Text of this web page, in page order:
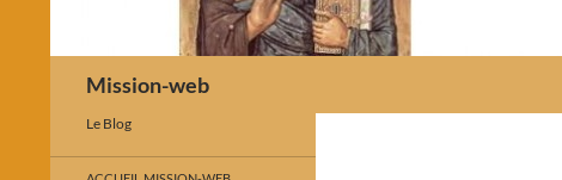
Mission-web
Le Blog